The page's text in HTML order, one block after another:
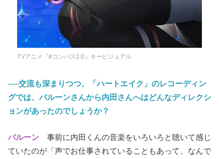
TVアニメ『#コンパス2.0』キービジュアル
──交流も深まりつつ、「ハートエイク」のレコーディン
グでは、バルーンさんから内田さんへはどんなディレクシ
ョンがあったのでしょうか？
バルーン 事前に内田くんの音楽をいろいろと聴いて感じ
ていたのが「声でお仕事されていることもあって、なんで